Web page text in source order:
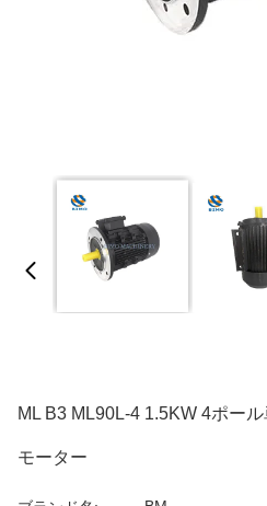
ML B3 ML90L-4 1.5KW 4ポー
モーター